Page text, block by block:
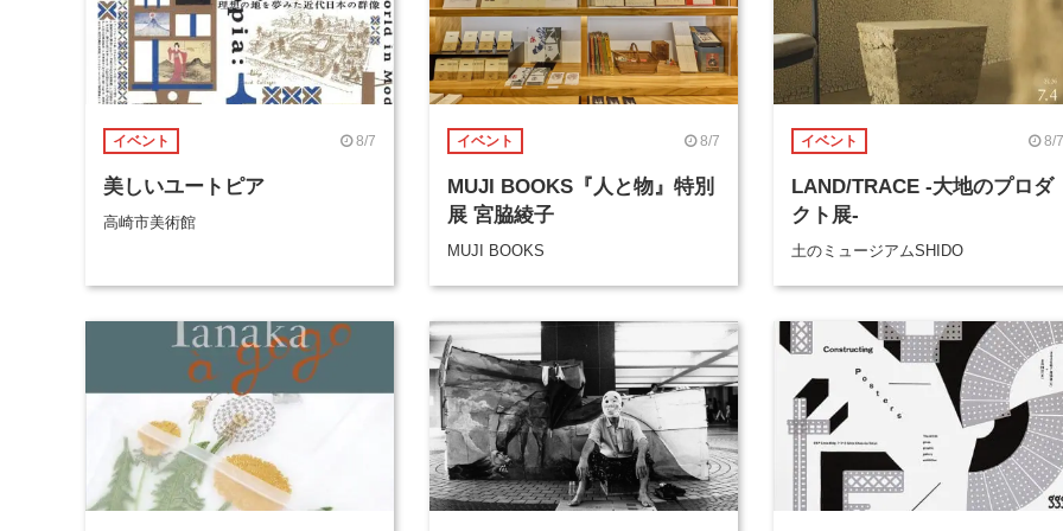
イベント 8/7
美しいユートピア
高崎市美術館
イベント 8/7
MUJI BOOKS『人と物』特別
展 宮脇綾子
MUJI BOOKS
イベント 8/7
LAND/TRACE -大地のプロダ
クト展-
土のミュージアムSHIDO